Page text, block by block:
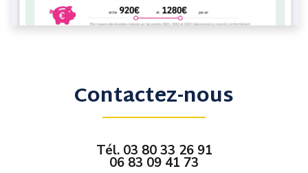
Contactez-nous
Tél. 03 80 33 26 91
06 83 09 41 73